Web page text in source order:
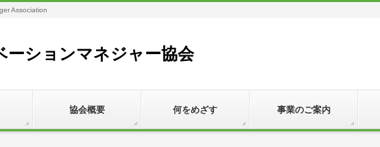
Association
ーションマネジャー協会
協会概要 何をめざす 事業のご案内